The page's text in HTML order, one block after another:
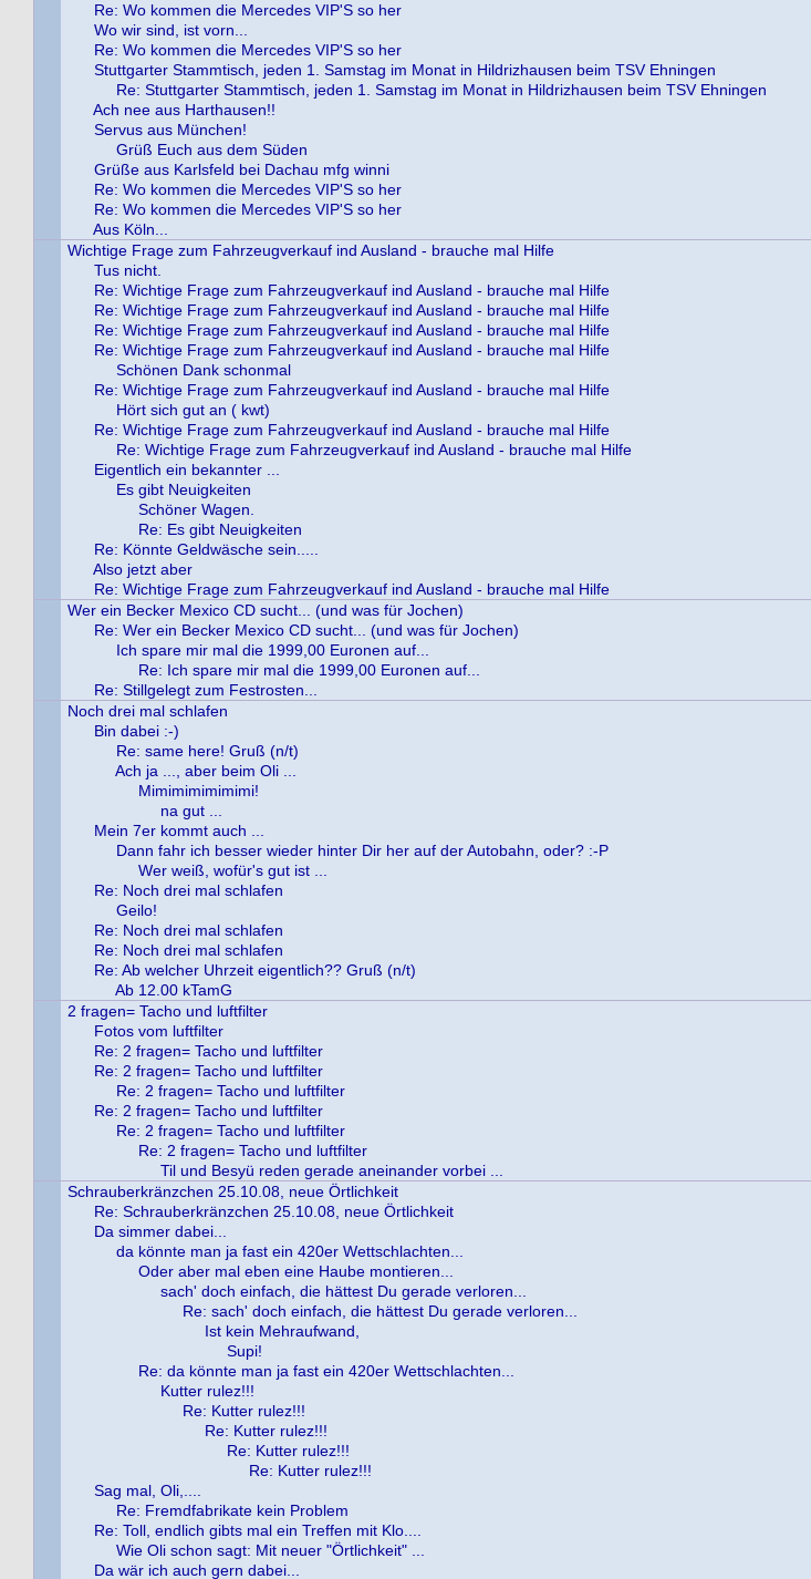
Re: Wo kommen die Mercedes VIP'S so her
Wo wir sind, ist vorn...
Re: Wo kommen die Mercedes VIP'S so her
Stuttgarter Stammtisch, jeden 1. Samstag im Monat in Hildrizhausen beim TSV Ehningen
Re: Stuttgarter Stammtisch, jeden 1. Samstag im Monat in Hildrizhausen beim TSV Ehningen
Ach nee aus Harthausen!!
Servus aus München!
Grüß Euch aus dem Süden
Grüße aus Karlsfeld bei Dachau mfg winni
Re: Wo kommen die Mercedes VIP'S so her
Re: Wo kommen die Mercedes VIP'S so her
Aus Köln...
Wichtige Frage zum Fahrzeugverkauf ind Ausland - brauche mal Hilfe
Tus nicht.
Re: Wichtige Frage zum Fahrzeugverkauf ind Ausland - brauche mal Hilfe
Re: Wichtige Frage zum Fahrzeugverkauf ind Ausland - brauche mal Hilfe
Re: Wichtige Frage zum Fahrzeugverkauf ind Ausland - brauche mal Hilfe
Re: Wichtige Frage zum Fahrzeugverkauf ind Ausland - brauche mal Hilfe
Schönen Dank schonmal
Re: Wichtige Frage zum Fahrzeugverkauf ind Ausland - brauche mal Hilfe
Hört sich gut an ( kwt)
Re: Wichtige Frage zum Fahrzeugverkauf ind Ausland - brauche mal Hilfe
Re: Wichtige Frage zum Fahrzeugverkauf ind Ausland - brauche mal Hilfe
Eigentlich ein bekannter ...
Es gibt Neuigkeiten
Schöner Wagen.
Re: Es gibt Neuigkeiten
Re: Könnte Geldwäsche sein.....
Also jetzt aber
Re: Wichtige Frage zum Fahrzeugverkauf ind Ausland - brauche mal Hilfe
Wer ein Becker Mexico CD sucht... (und was für Jochen)
Re: Wer ein Becker Mexico CD sucht... (und was für Jochen)
Ich spare mir mal die 1999,00 Euronen auf...
Re: Ich spare mir mal die 1999,00 Euronen auf...
Re: Stillgelegt zum Festrosten...
Noch drei mal schlafen
Bin dabei :-)
Re: same here! Gruß (n/t)
Ach ja ..., aber beim Oli ...
Mimimimimimimi!
na gut ...
Mein 7er kommt auch ...
Dann fahr ich besser wieder hinter Dir her auf der Autobahn, oder? :-P
Wer weiß, wofür's gut ist ...
Re: Noch drei mal schlafen
Geilo!
Re: Noch drei mal schlafen
Re: Noch drei mal schlafen
Re: Ab welcher Uhrzeit eigentlich?? Gruß (n/t)
Ab 12.00 kTamG
2 fragen= Tacho und luftfilter
Fotos vom luftfilter
Re: 2 fragen= Tacho und luftfilter
Re: 2 fragen= Tacho und luftfilter
Re: 2 fragen= Tacho und luftfilter
Re: 2 fragen= Tacho und luftfilter
Re: 2 fragen= Tacho und luftfilter
Re: 2 fragen= Tacho und luftfilter
Til und Besyü reden gerade aneinander vorbei ...
Schrauberkränzchen 25.10.08, neue Örtlichkeit
Re: Schrauberkränzchen 25.10.08, neue Örtlichkeit
Da simmer dabei...
da könnte man ja fast ein 420er Wettschlachten...
Oder aber mal eben eine Haube montieren...
sach' doch einfach, die hättest Du gerade verloren...
Re: sach' doch einfach, die hättest Du gerade verloren...
Ist kein Mehraufwand,
Supi!
Re: da könnte man ja fast ein 420er Wettschlachten...
Kutter rulez!!!
Re: Kutter rulez!!!
Re: Kutter rulez!!!
Re: Kutter rulez!!!
Re: Kutter rulez!!!
Sag mal, Oli,....
Re: Fremdfabrikate kein Problem
Re: Toll, endlich gibts mal ein Treffen mit Klo....
Wie Oli schon sagt: Mit neuer "Örtlichkeit" ...
Da wär ich auch gern dabei...